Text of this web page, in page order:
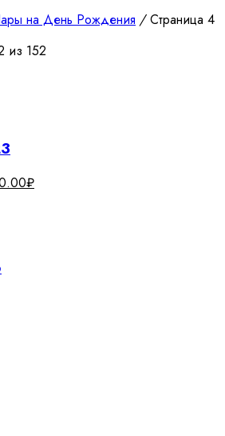
на День Рождения /Страница 4
из 152
₽Текущая